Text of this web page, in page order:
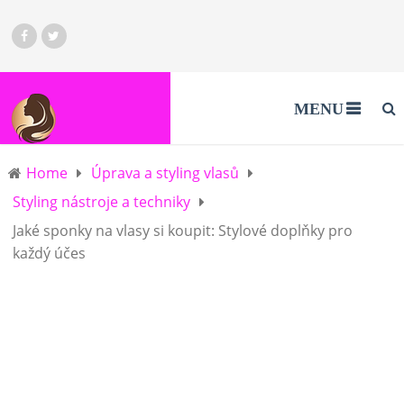
MENU
Home
Úprava a styling vlasů
Styling nástroje a techniky
Jaké sponky na vlasy si koupit: Stylové doplňky pro
každý účes